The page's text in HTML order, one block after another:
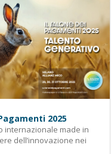
2025
internazionale made in
dell’innovazione nei